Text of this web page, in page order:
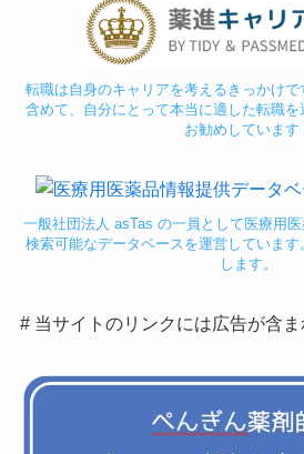
転職は自身のキャリアを考えるきっかけ
含めて、自分にとって本当に適した転職
お勧めしています
一般社団法人 asTas の一員として医療用
検索可能なデータベースを運営していま
します。
# 当サイトのリンクには広告が含ま